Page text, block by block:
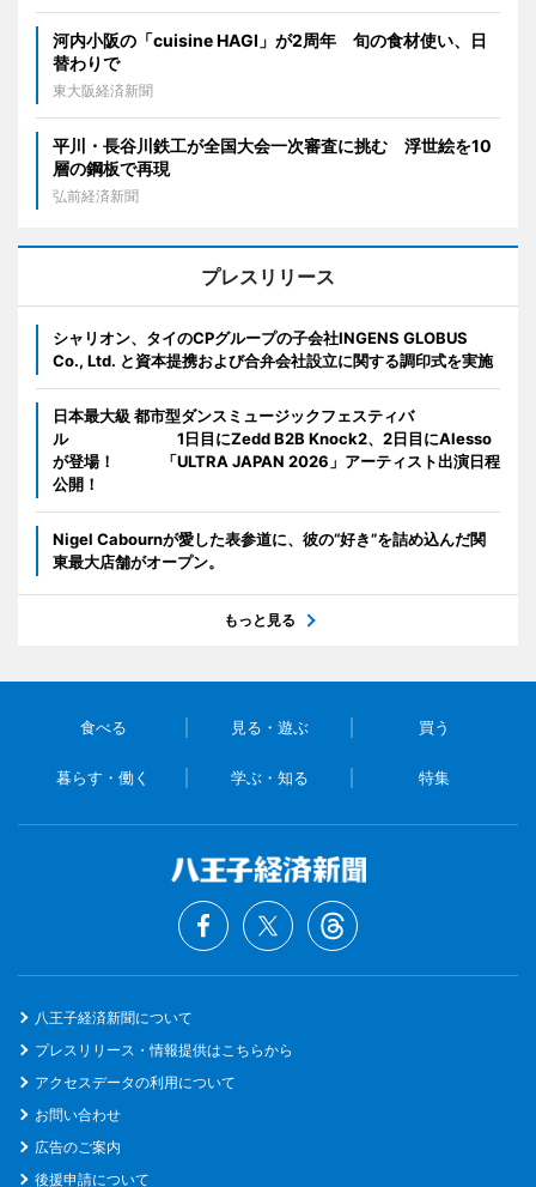
河内小阪の「cuisine HAGI」が2周年 旬の食材使い、日
替わりで
東大阪経済新聞
平川・長谷川鉄工が全国大会一次審査に挑む 浮世絵を10
層の鋼板で再現
弘前経済新聞
プレスリリース
シャリオン、タイのCPグループの子会社INGENS GLOBUS
Co., Ltd. と資本提携および合弁会社設立に関する調印式を実施
日本最大級 都市型ダンスミュージックフェスティバ
ル 1日目にZedd B2B Knock2、2日目にAlesso
が登場！ 「ULTRA JAPAN 2026」アーティスト出演日程
公開！
Nigel Cabournが愛した表参道に、彼の“好き”を詰め込んだ関
東最大店舗がオープン。
もっと見る
食べる 見る・遊ぶ 買う
暮らす・働く 学ぶ・知る 特集
八王子経済新聞について
プレスリリース・情報提供はこちらから
アクセスデータの利用について
お問い合わせ
広告のご案内
後援申請について